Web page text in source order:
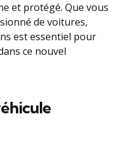
et protégé. Que vous
de voitures,
est essentiel pour
ce nouvel